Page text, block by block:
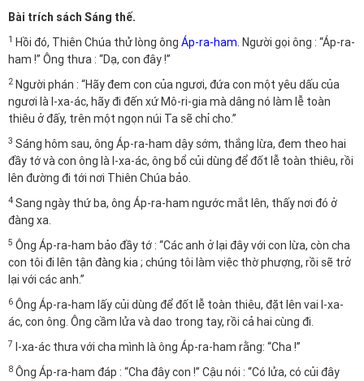
Bài trích sách Sáng thế.
1 Hồi đó, Thiên Chúa thử lòng ông Áp-ra-ham. Người gọi ông : “Áp-ra-
ham !” Ông thưa : “Dạ, con đây !”
2 Người phán : “Hãy đem con của ngươi, đứa con một yêu dấu của
ngươi là I-xa-ác, hãy đi đến xứ Mô-ri-gia mà dâng nó làm lễ toàn
thiêu ở đấy, trên một ngọn núi Ta sẽ chỉ cho.”
3 Sáng hôm sau, ông Áp-ra-ham dậy sớm, thắng lừa, đem theo hai
đầy tớ và con ông là I-xa-ác, ông bổ củi dùng để đốt lễ toàn thiêu, rồi
lên đường đi tới nơi Thiên Chúa bảo.
4 Sang ngày thứ ba, ông Áp-ra-ham ngước mắt lên, thấy nơi đó ở
đàng xa.
5 Ông Áp-ra-ham bảo đầy tớ : “Các anh ở lại đây với con lừa, còn cha
con tôi đi lên tận đàng kia ; chúng tôi làm việc thờ phượng, rồi sẽ trở
lại với các anh.”
6 Ông Áp-ra-ham lấy củi dùng để đốt lễ toàn thiêu, đặt lên vai I-xa-
ác, con ông. Ông cầm lửa và dao trong tay, rồi cả hai cùng đi.
7 I-xa-ác thưa với cha mình là ông Áp-ra-ham rằng: “Cha !”
8 Ông Áp-ra-ham đáp : “Cha đây con !” Cậu nói : “Có lửa, có củi đây